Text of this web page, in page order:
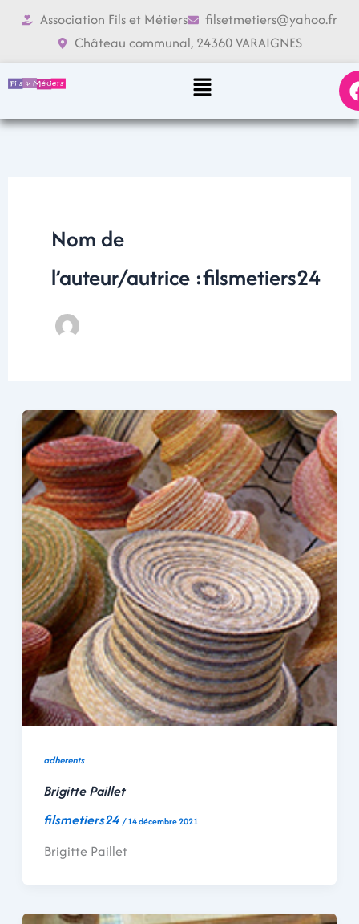
Aller
Association Fils et Métiers
filsetmetiers@yahoo.fr
Château communal, 24360 VARAIGNES
Menu
Nom de
l’auteur/autrice :filsmetiers24
adherents
Brigitte Paillet
filsmetiers24/14 décembre 2021
Brigitte Paillet